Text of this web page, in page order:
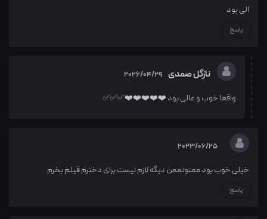
الی بود
پاسخ
نازگل صمدی 2026/04/29
واقعا خوب و عالی بود ❤️❤️❤️❤️❤️✅✅✅
2023/06/25
خیلی خوب بود ممنونممن دیگه لازم نیست برای دخترم فیلم بخرم
پاسخ